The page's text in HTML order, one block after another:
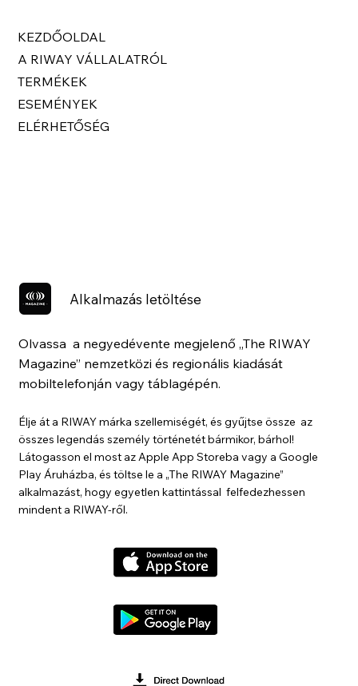
KEZDŐOLDAL
A RIWAY VÁLLALATRÓL
TERMÉKEK
ESEMÉNYEK
ELÉRHETŐSÉG
Alkalmazás letöltése
Olvassa a negyedévente megjelenő „The RIWAY
Magazine” nemzetközi és regionális kiadását
mobiltelefonján vagy táblagépén.
Élje át a RIWAY márka szellemiségét, és gyűjtse össze az
összes legendás személy történetét bármikor, bárhol!
Látogasson el most az Apple App Storeba vagy a Google
Play Áruházba, és töltse le a „The RIWAY Magazine”
alkalmazást, hogy egyetlen kattintással felfedezhessen
mindent a RIWAY-ről.